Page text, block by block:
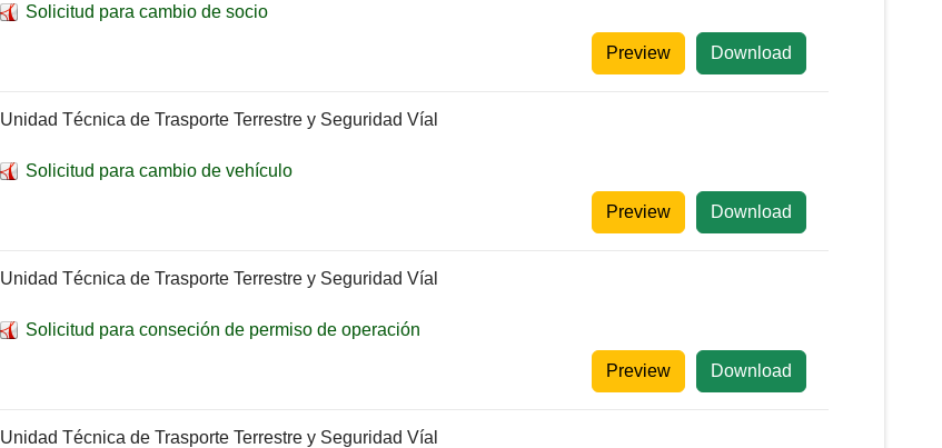
Solicitud para cambio de socio
Download
Preview
Unidad Técnica de Trasporte Terrestre y Seguridad Víal
Solicitud para cambio de vehículo
Download
Preview
Unidad Técnica de Trasporte Terrestre y Seguridad Víal
Solicitud para conseción de permiso de operación
Download
Preview
Unidad Técnica de Trasporte Terrestre y Seguridad Víal